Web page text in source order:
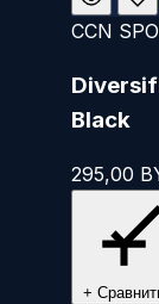
CCN
Black
295,00
+